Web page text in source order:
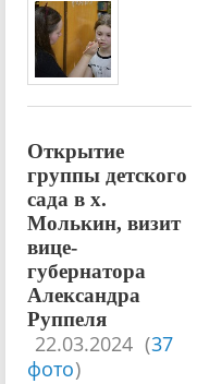
Открытие
группы детского
сада в х.
Молькин, визит
вице-
губернатора
Александра
Руппеля
22.03.2024 (37
фото)